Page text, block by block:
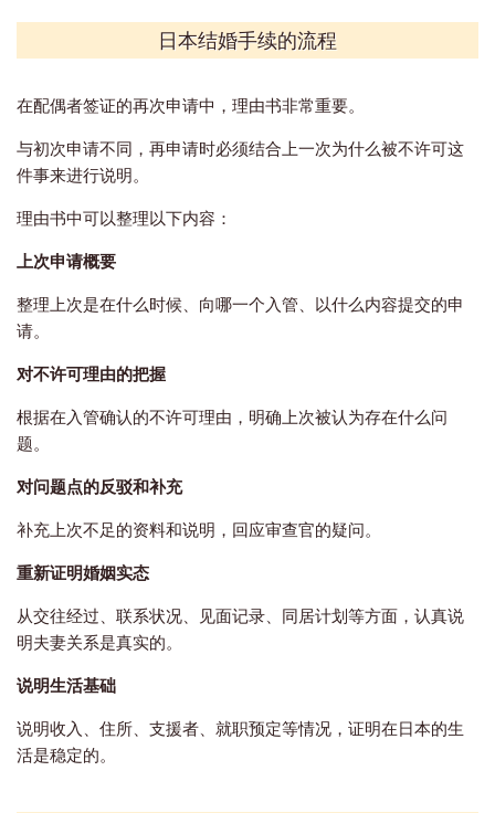
日本结婚手续的流程
在配偶者签证的再次申请中，理由书非常重要。
与初次申请不同，再申请时必须结合上一次为什么被不许可这
件事来进行说明。
理由书中可以整理以下内容：
上次申请概要
整理上次是在什么时候、向哪一个入管、以什么内容提交的申
请。
对不许可理由的把握
根据在入管确认的不许可理由，明确上次被认为存在什么问
题。
对问题点的反驳和补充
补充上次不足的资料和说明，回应审查官的疑问。
重新证明婚姻实态
从交往经过、联系状况、见面记录、同居计划等方面，认真说
明夫妻关系是真实的。
说明生活基础
说明收入、住所、支援者、就职预定等情况，证明在日本的生
活是稳定的。